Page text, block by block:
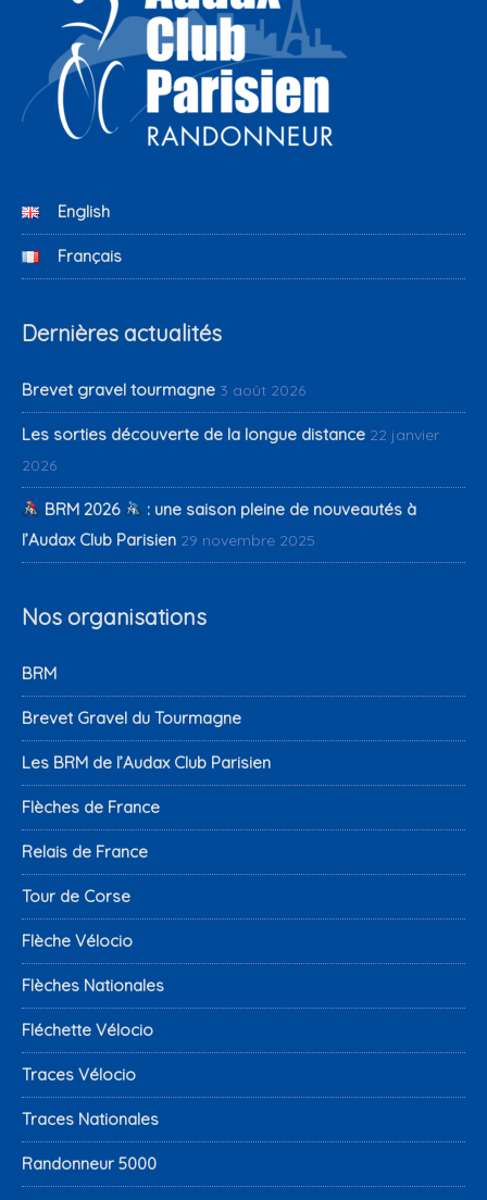
English
Français
Dernières actualités
Brevet gravel tourmagne 3 août 2026
Les sorties découverte de la longue distance 22 janvier
2026
BRM 2026
: une saison pleine de nouveautés à
l’Audax Club Parisien 29 novembre 2025
Nos organisations
BRM
Brevet Gravel du Tourmagne
Les BRM de l’Audax Club Parisien
Flèches de France
Relais de France
Tour de Corse
Flèche Vélocio
Flèches Nationales
Fléchette Vélocio
Traces Vélocio
Traces Nationales
Randonneur 5000